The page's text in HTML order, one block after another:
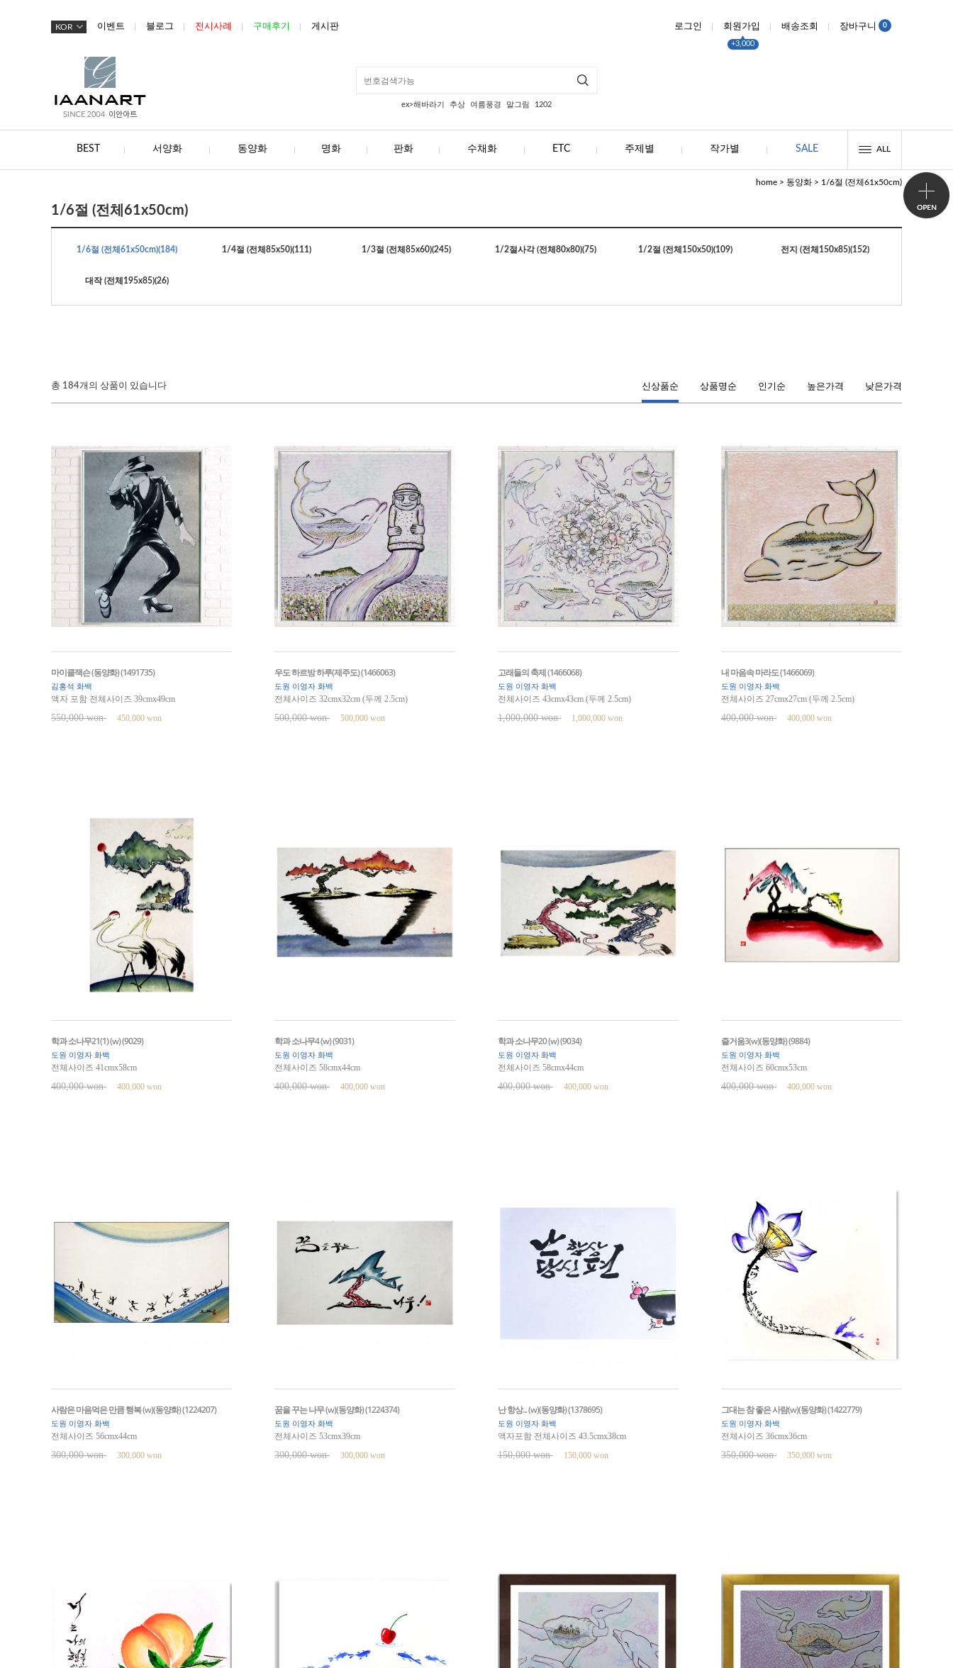
KOR 이벤트 블로그 전시사례 구매후기 게시판 로그인 회원가입
+3,000
배송조회 장바구니 0
ex>해바라기 추상 여름풍경 말그림 1202
BEST 서양화 동양화 명화 판화 수채화 ETC 주제별 작가별 SALE ALL
home > 동양화 > 1/6절 (전체61x50cm)
1/6절 (전체61x50cm)
1/6절 (전체61x50cm)(184) 1/4절 (전체85x50)(111) 1/3절 (전체85x60)(245) 1/2절사각 (전체80x80)(75) 1/2절 (전체150x50)(109) 전지 (전체150x85)(152)
대작 (전체195x85)(26)
총 184개의 상품이 있습니다 신상품순 상품명순 인기순 높은가격 낮은가격
마이클잭슨 (동양화) (1491735)
김홍석 화백
액자 포함 전체사이즈 39cmx49cm
550,000 won 450,000 won
우도 하르방 하루(제주도) (1466063)
도원 이영자 화백
전체사이즈 32cmx32cm (두께 2.5cm)
500,000 won 500,000 won
고래들의 축제 (1466068)
도원 이영자 화백
전체사이즈 43cmx43cm (두께 2.5cm)
1,000,000 won 1,000,000 won
내 마음속 마라도 (1466069)
도원 이영자 화백
전체사이즈 27cmx27cm (두께 2.5cm)
400,000 won 400,000 won
학과 소나무21(1) (w) (9029)
도원 이영자 화백
전체사이즈 41cmx58cm
400,000 won 400,000 won
학과 소나무4 (w) (9031)
도원 이영자 화백
전체사이즈 58cmx44cm
400,000 won 400,000 won
학과 소나무20 (w) (9034)
도원 이영자 화백
전체사이즈 58cmx44cm
400,000 won 400,000 won
즐거움3(w)(동양화) (9884)
도원 이영자 화백
전체사이즈 60cmx53cm
400,000 won 400,000 won
사람은 마음먹은 만큼 행복 (w)(동양화) (1224207)
도원 이영자 화백
전체사이즈 56cmx44cm
300,000 won 300,000 won
꿈을 꾸는 나무 (w)(동양화) (1224374)
도원 이영자 화백
전체사이즈 53cmx39cm
300,000 won 300,000 won
난 항상... (w)(동양화) (1378695)
도원 이영자 화백
액자포함 전체사이즈 43.5cmx38cm
150,000 won 150,000 won
그대는 참 좋은 사람(w)(동양화) (1422779)
도원 이영자 화백
전체사이즈 36cmx36cm
350,000 won 350,000 won